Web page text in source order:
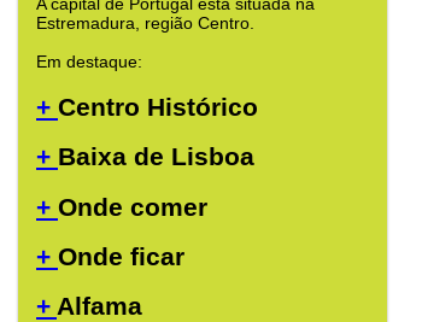
A capital de Portugal está situada na
Estremadura, região Centro.
Em destaque:
+ Centro Histórico
+ Baixa de Lisboa
+ Onde comer
+ Onde ficar
+ Alfama